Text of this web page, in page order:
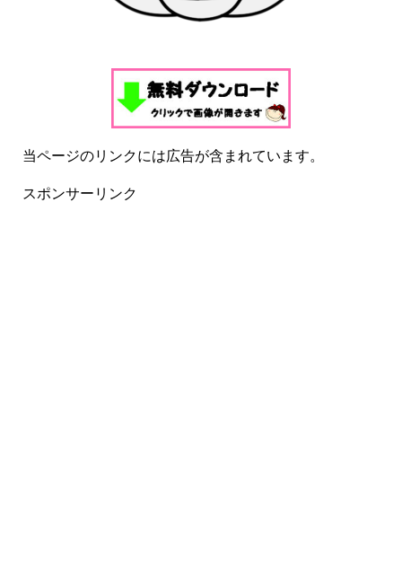
当ページのリンクには広告が含まれています。
スポンサーリンク